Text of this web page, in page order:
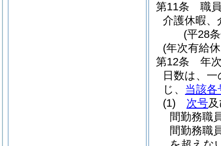
第11条
職
介護休暇、
(平28
(年次有給
第12条
年
日数は、
じ、 当該各
(1)
次号
間勤務職
間勤務職